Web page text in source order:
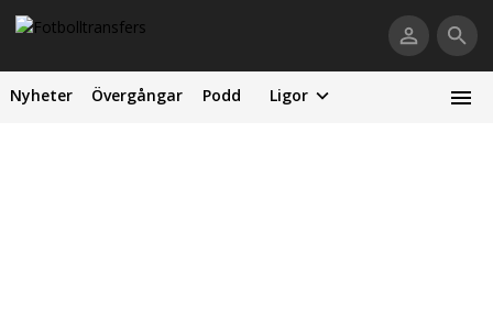
Nyheter Övergångar Podd Ligor